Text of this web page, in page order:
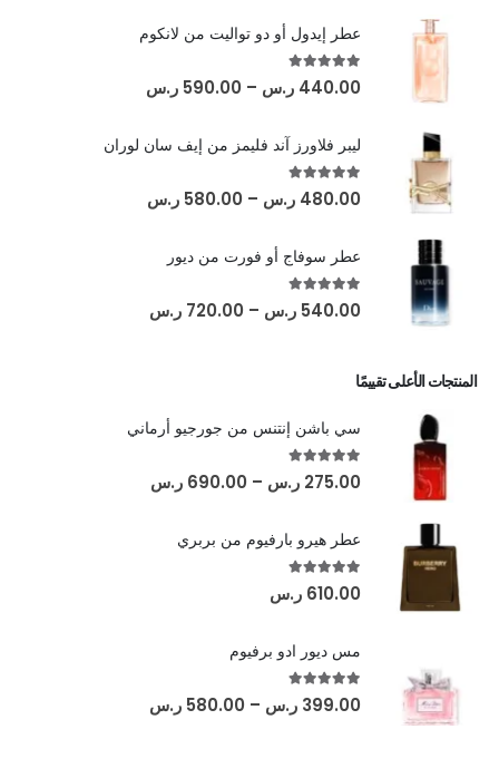
عطر إيدول أو دو تواليت من لانكوم
5.00
out of 5
440.00 ر.س –
590.00 ر.س
ليبر فلاورز آند فليمز من إيف سان لوران
5.00
out of 5
480.00 ر.س –
580.00 ر.س
عطر سوفاج أو فورت من ديور
5.00
out of 5
540.00 ر.س –
720.00 ر.س
المنتجات الأعلى تقييمًا
سي باشن إنتنس من جورجيو أرماني
5.00
out of 5
275.00 ر.س –
690.00 ر.س
عطر هيرو بارفيوم من بربري
5.00
out of 5
610.00 ر.س
مس ديور ادو برفيوم
5.00
out of 5
399.00 ر.س –
580.00 ر.س